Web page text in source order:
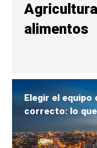
alimentos
Elegir el equipo
correcto: lo